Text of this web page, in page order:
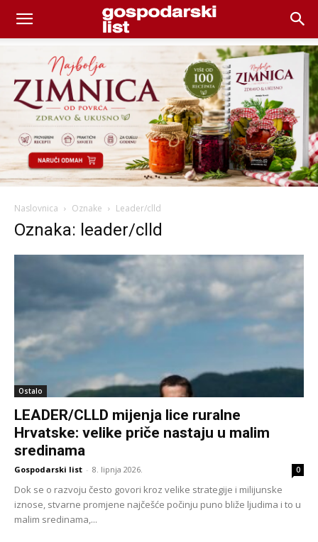
Naslovnica Oznake Leader/clld
Oznaka: leader/clld
Ostalo
LEADER/CLLD mijenja lice ruralne
Hrvatske: velike priče nastaju u malim
sredinama
Gospodarski list - 8. lipnja 2026. 0
Dok se o razvoju često govori kroz velike strategije i milijunske
iznose, stvarne promjene najčešće počinju puno bliže ljudima i to u
malim sredinama,...